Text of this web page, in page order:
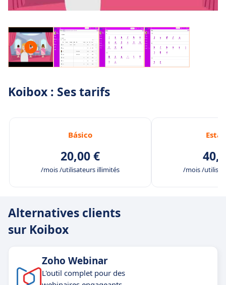
Koibox : Ses tarifs
Básico
20,00 €
/mois /utilisateurs illimités /mois /
Alternatives clients
sur Koibox
Zoho Webinar
L'outil complet pour des